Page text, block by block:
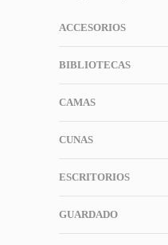
ACCESORIOS
BIBLIOTECAS
CAMAS
CUNAS
ESCRITORIOS
GUARDADO